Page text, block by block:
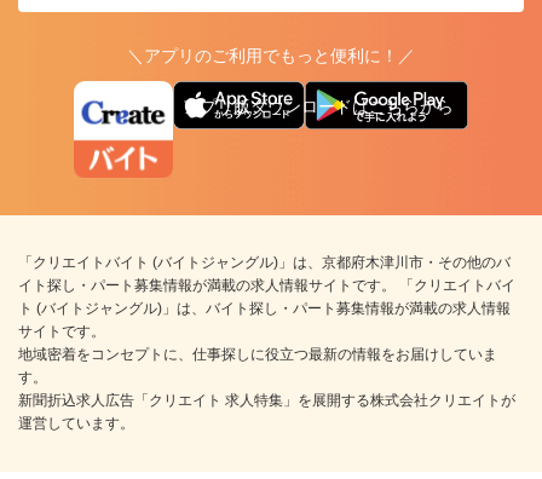
＼アプリのご利用でもっと便利に！／
アプリ版ダウンロードはこちらから
「クリエイトバイト (バイトジャングル)」は、京都府木津川市・その他のバ
イト探し・パート募集情報が満載の求人情報サイトです。 「クリエイトバイ
ト (バイトジャングル)」は、バイト探し・パート募集情報が満載の求人情報
サイトです。
地域密着をコンセプトに、仕事探しに役立つ最新の情報をお届けしていま
す。
新聞折込求人広告「クリエイト 求人特集」を展開する株式会社クリエイトが
運営しています。